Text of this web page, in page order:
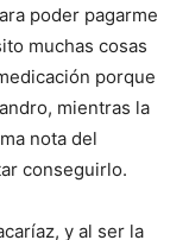
poder pagarme
muchas cosas
porque
mientras la
nota del
conseguirlo.
y al ser la